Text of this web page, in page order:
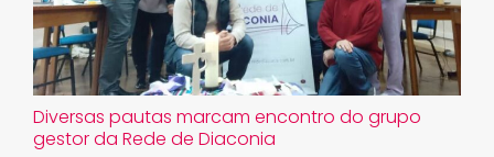
Diversas pautas marcam encontro do grupo
gestor da Rede de Diaconia